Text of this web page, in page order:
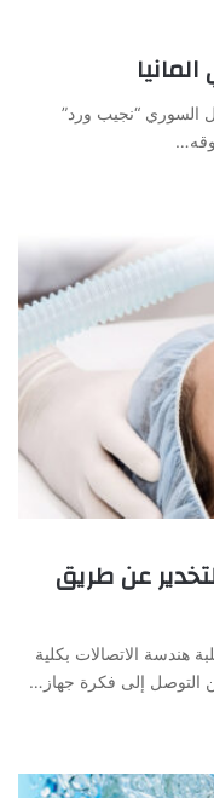
السوري “نجيب ورد”
عن طريق
هندسة الاتصالات بكلية
التوصل إلى فكرة جهاز…